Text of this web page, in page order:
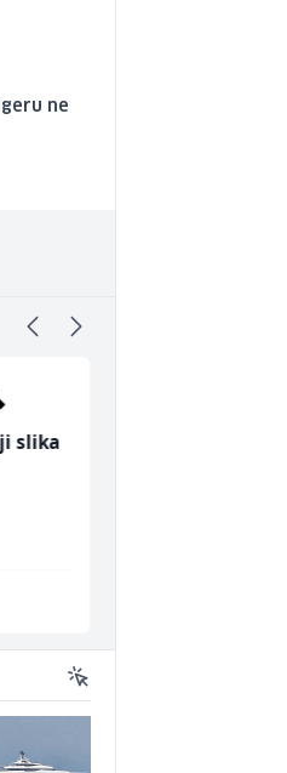
ne
slika